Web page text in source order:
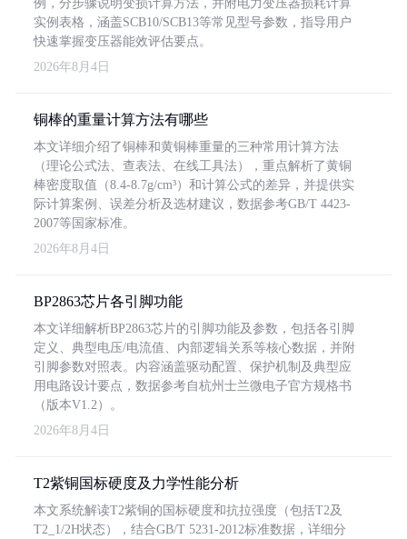
例，分步骤说明变损计算方法，并附电力变压器损耗计算
实例表格，涵盖SCB10/SCB13等常见型号参数，指导用户
快速掌握变压器能效评估要点。
2026年8月4日
铜棒的重量计算方法有哪些
本文详细介绍了铜棒和黄铜棒重量的三种常用计算方法
（理论公式法、查表法、在线工具法），重点解析了黄铜
棒密度取值（8.4-8.7g/cm³）和计算公式的差异，并提供实
际计算案例、误差分析及选材建议，数据参考GB/T 4423-
2007等国家标准。
2026年8月4日
BP2863芯片各引脚功能
本文详细解析BP2863芯片的引脚功能及参数，包括各引脚
定义、典型电压/电流值、内部逻辑关系等核心数据，并附
引脚参数对照表。内容涵盖驱动配置、保护机制及典型应
用电路设计要点，数据参考自杭州士兰微电子官方规格书
（版本V1.2）。
2026年8月4日
T2紫铜国标硬度及力学性能分析
本文系统解读T2紫铜的国标硬度和抗拉强度（包括T2及
T2_1/2H状态），结合GB/T 5231-2012标准数据，详细分